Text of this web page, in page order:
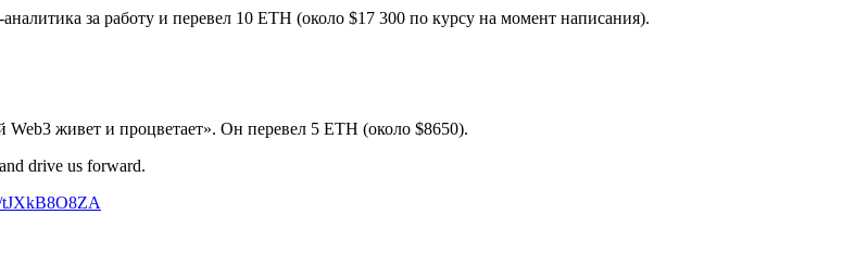
за работу и перевел 10 ETH (около $17 300 по курсу на момент написания).
живет и процветает». Он перевел 5 ETH (около $8650).
drive us forward.
tJXkB8O8ZA